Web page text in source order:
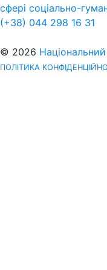
сфері соціально-
(+38) 044 298 16 31
© 2026
ПОЛІТИКА